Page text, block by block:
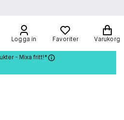
Logga in Favoriter Varukorg
- Mixa fritt!*